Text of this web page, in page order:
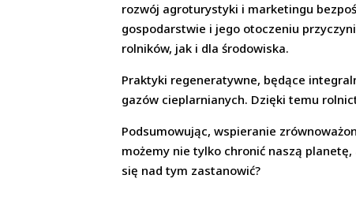
rozwój agroturystyki i marketingu
gospodarstwie i jego otoczeniu
rolników, jak i dla środowiska.
Praktyki regeneratywne, będące
gazów cieplarnianych. Dzięki temu
Podsumowując, wspieranie
możemy nie tylko chronić naszą
się nad tym zastanowić?